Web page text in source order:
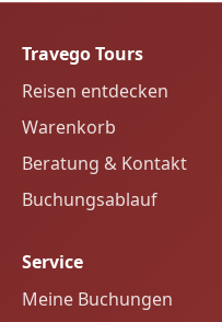
Travego Tours
Reisen entdecken
Warenkorb
Beratung & Kontakt
Buchungsablauf
Service
Meine Buchungen